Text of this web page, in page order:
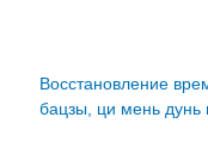
Восстановление
бацзы, ци мень дунь